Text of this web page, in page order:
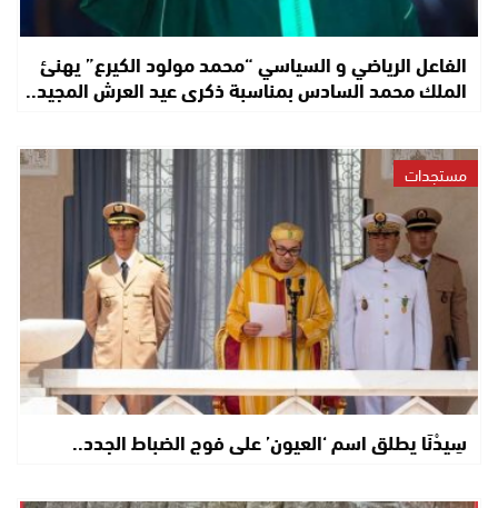
الفاعل الرياضي و السياسي “محمد مولود الكيرع” يهنئ
الملك محمد السادس بمناسبة ذكرى عيد العرش المجيد..
مستجدات
سِيدْنَا يطلق اسم ‘العيون’ على فوج الضباط الجدد..